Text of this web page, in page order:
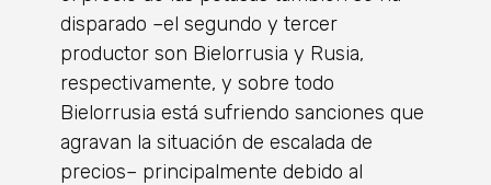
disparado –el segundo y tercer
productor son Bielorrusia y Rusia,
respectivamente, y sobre todo
Bielorrusia está sufriendo sanciones que
agravan la situación de escalada de
precios– principalmente debido al